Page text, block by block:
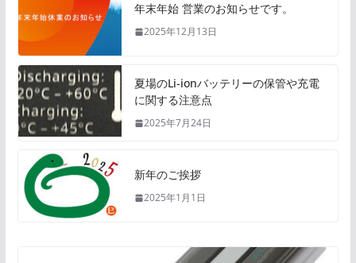
年末年始 営業のお知らせです。
2025年12月13日
夏場のLi-ionバッテリーの保管や充電
に関する注意点
2025年7月24日
新年のご挨拶
2025年1月1日